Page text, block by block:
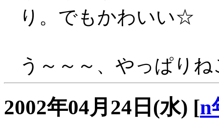
り。でもかわいい☆
う～～～、やっぱり
2002年04月24日(水) [n